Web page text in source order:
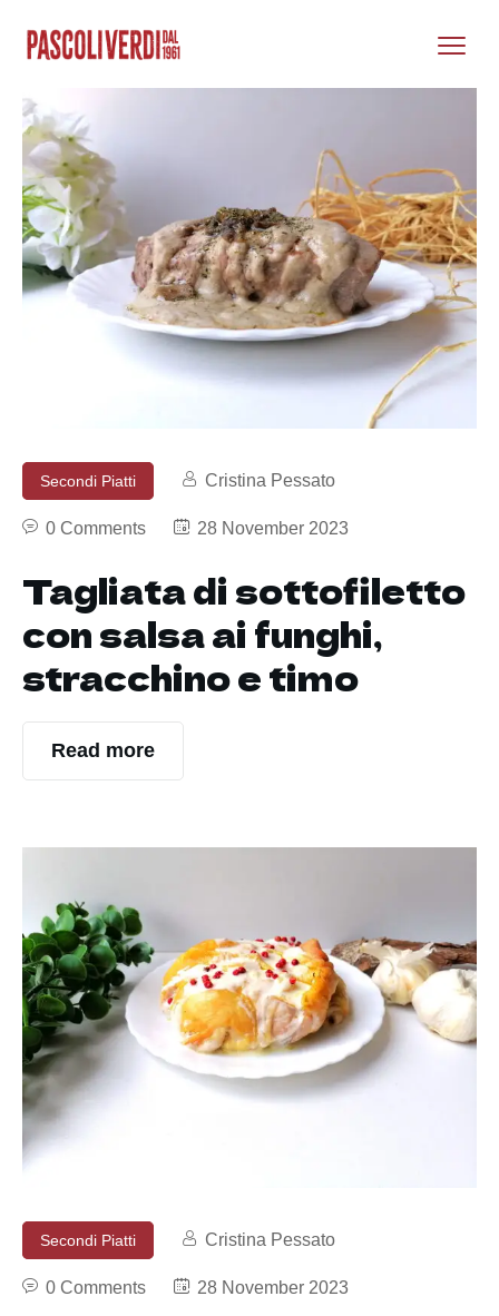
Secondi Piatti Cristina Pessato
0 Comments 28 November 2023
Tagliata di sottofiletto
con salsa ai funghi,
stracchino e timo
Read more
Secondi Piatti Cristina Pessato
0 Comments 28 November 2023